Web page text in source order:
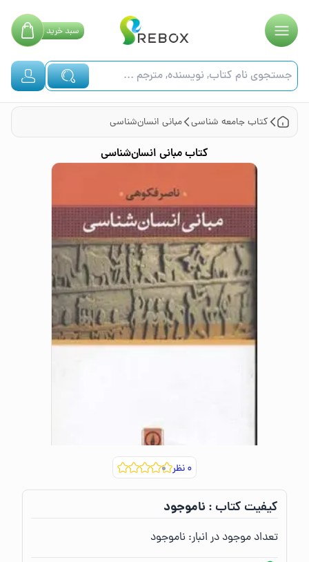
سبدخرید
کتابجامعه شناسی مبانی انسان‌شناسی
کتابمبانی انسان‌شناسی
۰نظر
کیفیت کتاب :‌ ناموجود
تعداد موجود در انبار:‌ ناموجود